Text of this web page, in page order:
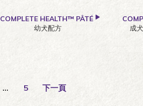
COMPLETE HEALTH™ PÂTÉ
幼犬配方
成
… 5 下一頁